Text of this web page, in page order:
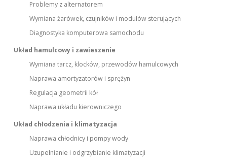
Problemy z alternatorem
Wymiana żarówek, czujników i modułów sterujących
Diagnostyka komputerowa samochodu
Układ hamulcowy i zawieszenie
Wymiana tarcz, klocków, przewodów hamulcowych
Naprawa amortyzatorów i sprężyn
Regulacja geometrii kół
Naprawa układu kierowniczego
Układ chłodzenia i klimatyzacja
Naprawa chłodnicy i pompy wody
Uzupełnianie i odgrzybianie klimatyzacji